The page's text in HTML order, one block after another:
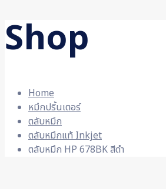
Shop
Home
หมึกปริ้นเตอร์
ตลับหมึก
ตลับหมึกแท้ Inkjet
ตลับหมึก HP 678BK สีดำ